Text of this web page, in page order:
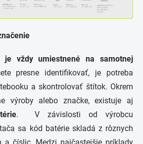
je vždy umiestnené na samotnej
presne identifikovať, je potreba
a skontrolovať štítok. Okrem
výroby alebo značke, existuje aj
. V závislosti od výrobcu
sa kód batérie skladá z rôznych
a číslic. Medzi najčastejšie príklady